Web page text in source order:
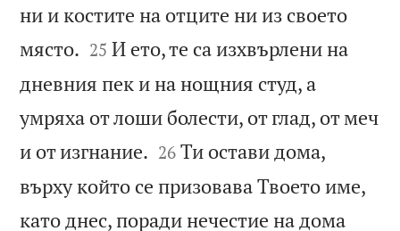
ни и костите на отците ни из своето
място. 

25 И ето, те са изхвърлени на
дневния пек и на нощния студ, а
умряха от лоши болести, от глад, от меч
и от изгнание. 

26 Ти остави дома,
върху който се призовава Твоето име,
като днес, поради нечестие на дома